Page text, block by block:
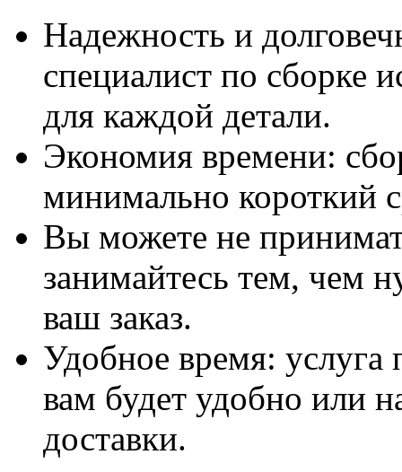
Надежность и
специалист по сборке
для каждой детали.
Экономия времени:
минимально короткий
Вы можете не
занимайтесь тем, чем
ваш заказ.
Удобное время: услуга
вам будет удобно или
доставки.